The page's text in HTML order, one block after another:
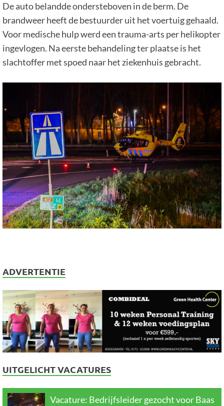
De auto belandde ondersteboven in de berm. De
brandweer heeft de bestuurder uit het voertuig gehaald.
Voor medische hulp werd een trauma-arts per helikopter
ingevlogen. Na eerste behandeling ter plaatse is het
slachtoffer met spoed naar het ziekenhuis gebracht.
ADVERTENTIE
UITGELICHT VACATURES
Vacature: Bedrijfsleider gezocht voor Baas